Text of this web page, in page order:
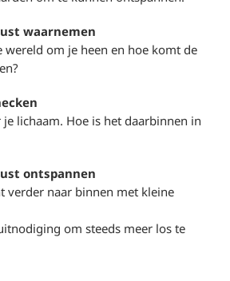
waarnemen
wereld om je heen en hoe komt de
lichaam. Hoe is het daarbinnen in
ontspannen
verder naar binnen met kleine
om steeds meer los te